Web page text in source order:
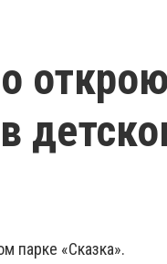
парке «Сказка».